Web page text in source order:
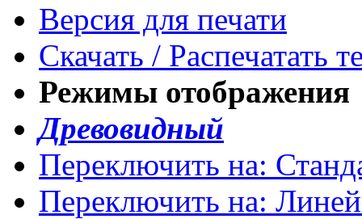
Версия для печати
Скачать / Распечатать
Режимы отображения
Древовидный
Переключить на:
Переключить на: